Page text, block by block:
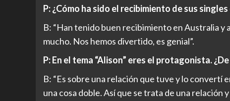
P: ¿Cómo ha sido el recibimiento de sus
B: “Han tenido buen recibimiento en Australia y
mucho. Nos hemos divertido, es genial”.
P: En el tema “Alison” eres el protagonista.
B: “Es sobre una relación que tuve y lo convertí
una cosa doble. Así que se trata de una relación